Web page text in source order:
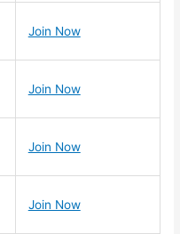
Join Now
Join Now
Join Now
Join Now